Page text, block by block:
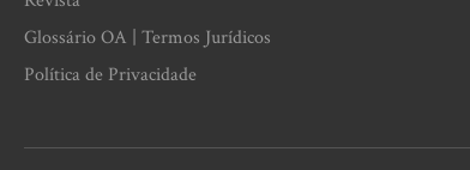
Glossário OA | Termos Jurídicos
Política de Privacidade